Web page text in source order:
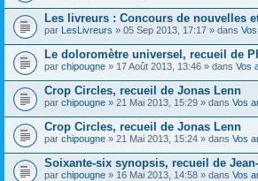
Les livreurs : Concours de nouvelles
par LesLivreurs » 05 Sep 2013, 17:17 » dans
Le doloromètre universel, recueil de
par chipougne » 17 Août 2013, 13:46 » dans Vos
Crop Circles, recueil de Jonas Lenn
par chipougne » 21 Mai 2013, 15:29 » dans Vos
Crop Circles, recueil de Jonas Lenn
par chipougne » 21 Mai 2013, 15:24 » dans Vos
Soixante-six synopsis, recueil de
par chipougne » 16 Mai 2013, 14:58 » dans Vos